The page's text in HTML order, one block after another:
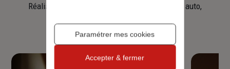
Réalisez une simulation tarifaire d'assurance, auto,
Paramétrer mes cookies
Accepter & fermer